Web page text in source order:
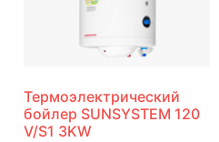
Термоэлектрический
бойлер SUNSYSTEM 120
V/S1 3KW